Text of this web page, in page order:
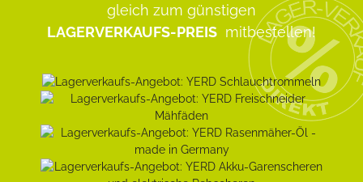
gleich zum günstigen
LAGERVERKAUFS-PREIS mitbestellen!